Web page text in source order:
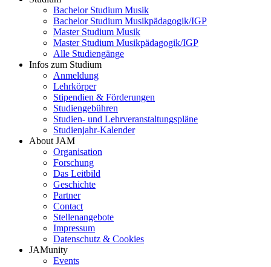
Footer
Bachelor Studium Musik
Bachelor Studium Musikpädagogik/IGP
Master Studium Musik
Master Studium Musikpädagogik/IGP
Alle Studiengänge
Infos zum Studium
Anmeldung
Lehrkörper
Stipendien & Förderungen
Studiengebühren
Studien- und Lehrveranstaltungspläne
Studienjahr-Kalender
About JAM
Organisation
Forschung
Das Leitbild
Geschichte
Partner
Contact
Stellenangebote
Impressum
Datenschutz & Cookies
JAMunity
Events